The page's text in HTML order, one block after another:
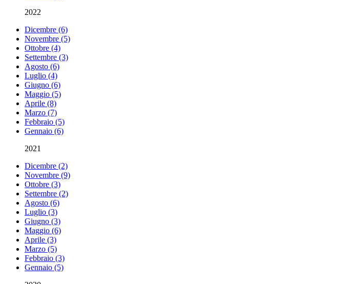
2022
Dicembre (6)
Novembre (5)
Ottobre (4)
Settembre (3)
Agosto (6)
Luglio (4)
Giugno (6)
Maggio (5)
Aprile (8)
Marzo (7)
Febbraio (5)
Gennaio (6)
2021
Dicembre (2)
Novembre (9)
Ottobre (3)
Settembre (2)
Agosto (6)
Luglio (3)
Giugno (3)
Maggio (6)
Aprile (3)
Marzo (5)
Febbraio (3)
Gennaio (5)